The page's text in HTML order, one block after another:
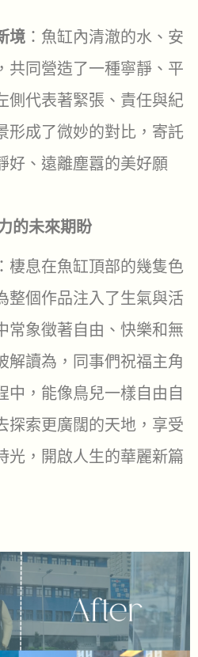
境 ：魚缸內清澈的水、安
共同營造了一種寧靜、平
側代表著緊張、責任與紀
形成了微妙的對比，寄託
好、遠離塵囂的美好願
的未來期盼
：棲息在魚缸頂部的幾隻色
整個作品注入了生氣與活
常象徵著自由、快樂和無
解讀為，同事們祝福主角
中，能像鳥兒一樣自由自
探索更廣闊的天地，享受
光，開啟人生的華麗新篇